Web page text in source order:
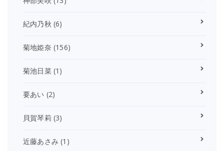
紀内乃秋 (6)
菊地姫奈 (156)
菊池日菜(1)
要あい (2)
貝賀琴莉 (3)
近藤あさみ (1)